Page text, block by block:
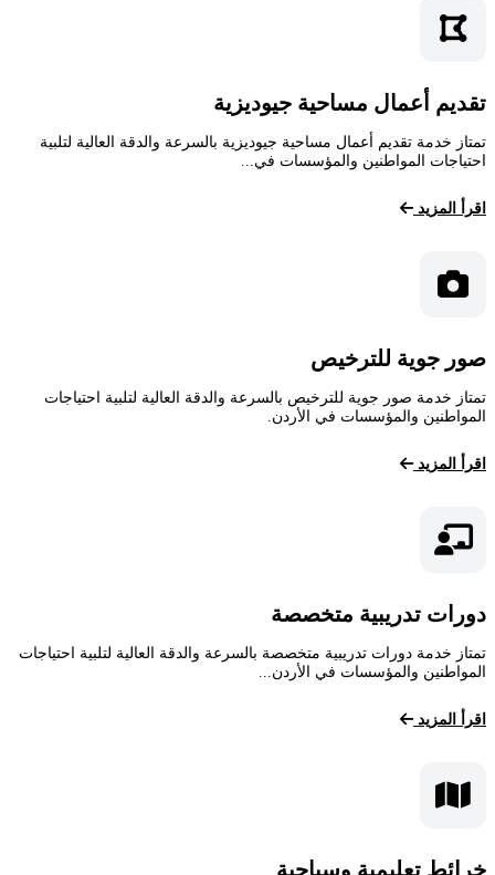
تقديم أعمال مساحية جيوديزية
تمتاز خدمة تقديم أعمال مساحية جيوديزية بالسرعة والدقة العالية لتلبية
احتياجات المواطنين والمؤسسات في...
اقرأ المزيد
صور جوية للترخيص
تمتاز خدمة صور جوية للترخيص بالسرعة والدقة العالية لتلبية احتياجات
المواطنين والمؤسسات في الأردن.
اقرأ المزيد
دورات تدريبية متخصصة
تمتاز خدمة دورات تدريبية متخصصة بالسرعة والدقة العالية لتلبية احتياجات
المواطنين والمؤسسات في الأردن...
اقرأ المزيد
خرائط تعليمية وسياحية